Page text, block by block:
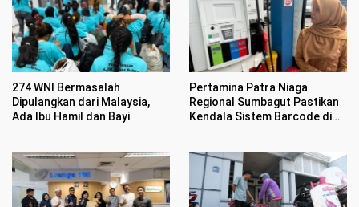
274 WNI Bermasalah
Dipulangkan dari Malaysia,
Ada Ibu Hamil dan Bayi
Pertamina Patra Niaga
Regional Sumbagut Pastikan
Kendala Sistem Barcode di